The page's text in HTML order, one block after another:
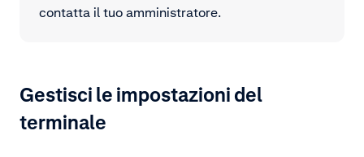
contatta il tuo amministratore.
Gestisci le impostazioni del
terminale